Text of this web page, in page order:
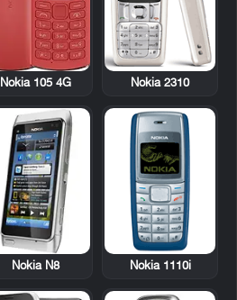
Nokia 2310
Nokia 105 4G
Nokia 1110i
Nokia N8